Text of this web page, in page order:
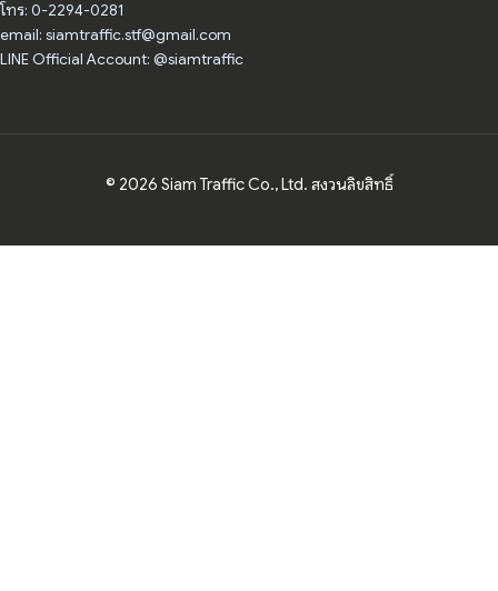
โทร: 0-2294-0281
email: siamtraffic.stf@gmail.com
LINE Official Account: @siamtraffic
© 2026 Siam Traffic Co., Ltd. สงวนลิขสิทธิ์